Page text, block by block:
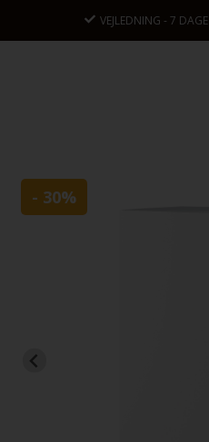
- 7 DAGE OM UGEN 9.00 - 22.00
- 30%